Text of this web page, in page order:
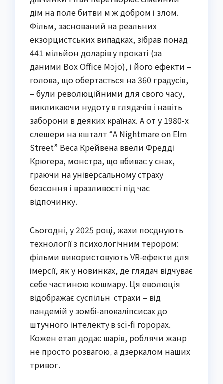
дім на поле битви між добром і злом.
Фільм, заснований на реальних
екзорцистських випадках, зібрав понад
441 мільйон доларів у прокаті (за
даними Box Office Mojo), і його ефекти –
голова, що обертається на 360 градусів,
– були революційними для свого часу,
викликаючи нудоту в глядачів і навіть
заборони в деяких країнах. А от у 1980-х
слешери на кшталт “A Nightmare on Elm
Street” Веса Крейвена ввели Фредді
Крюгера, монстра, що вбиває у снах,
граючи на універсальному страху
безсоння і вразливості під час
відпочинку.
Сьогодні, у 2025 році, жахи поєднують
технології з психологічним терором:
фільми використовують VR-ефекти для
імерсії, як у новинках, де глядач відчуває
себе частиною кошмару. Ця еволюція
відображає суспільні страхи – від
пандемій у зомбі-апокаліпсисах до
штучного інтелекту в sci-fi горорах.
Кожен етап додає шарів, роблячи жанр
не просто розвагою, а дзеркалом наших
тривог.